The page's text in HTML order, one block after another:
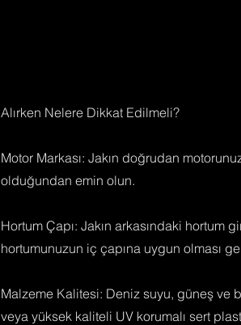
Alırken Nelere Dikkat Edilmeli?
Motor Markası: Jakın doğrudan
olduğundan emin olun.
Hortum Çapı: Jakın arkasındaki hortum
hortumunuzun iç çapına uygun olması
Malzeme Kalitesi: Deniz suyu, güneş ve
veya yüksek kaliteli UV korumalı sert